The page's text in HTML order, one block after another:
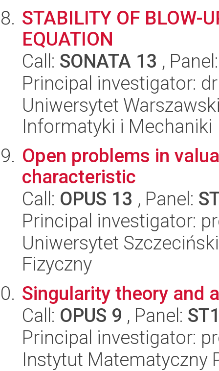
STABILITY OF BLOW-
EQUATION
Call: SONATA 13 ,
Principal investigator:
Uniwersytet
Informatyki i Mechaniki
Open problems in
characteristic
Call: OPUS 13 , Panel:
Principal investigator:
Uniwersytet
Fizyczny
Singularity theory and
Call: OPUS 9 , Panel:
Principal investigator:
Instytut Matematyczny